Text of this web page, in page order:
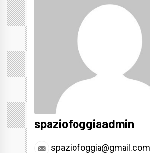
spaziofoggiaadmin
spaziofoggia@gmail.com